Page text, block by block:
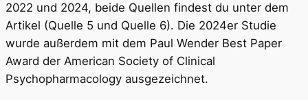
2022 und 2024, beide Quellen findest du unter dem
Artikel (Quelle 5 und Quelle 6). Die 2024er Studie
wurde außerdem mit dem Paul Wender Best Paper
Award der American Society of Clinical
Psychopharmacology ausgezeichnet.